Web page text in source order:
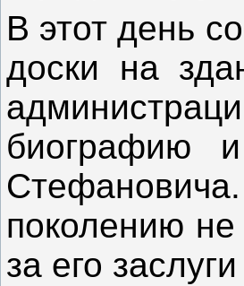
В этот день
доски на
биографию
поколению не
за его